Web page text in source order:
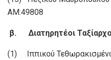
ΑΜ:49808
β. Διατηρητέοι
(1) Ιππικού